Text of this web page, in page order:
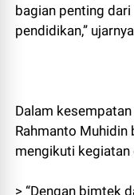
bagian penting
pendidikan,”
Dalam
Rahmanto Muhidin
mengikuti kegiatan
> “Dengan bimtek